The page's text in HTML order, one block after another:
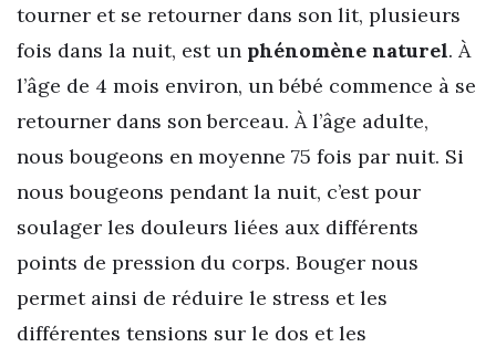
tourner et se retourner dans son lit, plusieurs
fois dans la nuit, est un phénomène naturel. À
l’âge de 4 mois environ, un bébé commence à se
retourner dans son berceau. À l’âge adulte,
nous bougeons en moyenne 75 fois par nuit. Si
nous bougeons pendant la nuit, c’est pour
soulager les douleurs liées aux différents
points de pression du corps. Bouger nous
permet ainsi de réduire le stress et les
différentes tensions sur le dos et les